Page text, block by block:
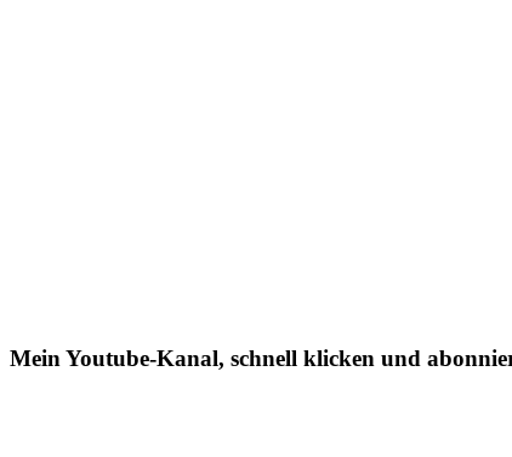
Mein Youtube-Kanal, schnell klicken und